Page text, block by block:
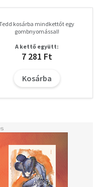
és
ajánljuk.
is!
kosárba mindkettőt egy
gombnyomással!
A kettő együtt:
7 281 Ft
Kosárba